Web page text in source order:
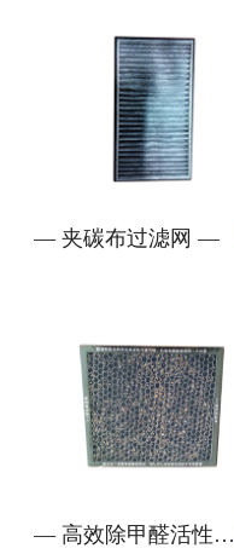
—夹碳布过滤网 —
— 高效除甲醛活性炭